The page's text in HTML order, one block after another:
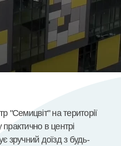
"Семицвіт" на території
в центрі
зручний доїзд з будь-